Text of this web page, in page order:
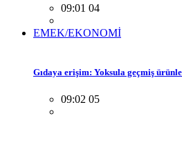
09:01 04
EMEK/EKONOMİ
Gıdaya erişim: Yoksula geçmiş
09:02 05